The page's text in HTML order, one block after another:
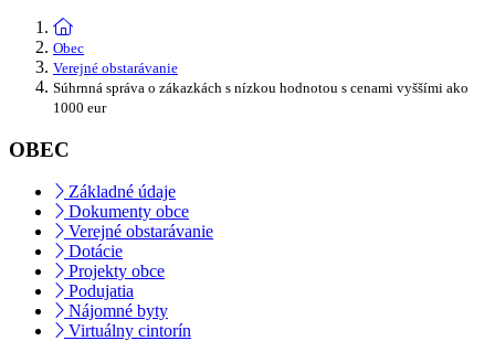
Obec
Verejné obstarávanie
Súhrnná správa o zákazkách s nízkou hodnotou s cenami vyššími ako
1000 eur
OBEC
Základné údaje
Dokumenty obce
Verejné obstarávanie
Dotácie
Projekty obce
Podujatia
Nájomné byty
Virtuálny cintorín